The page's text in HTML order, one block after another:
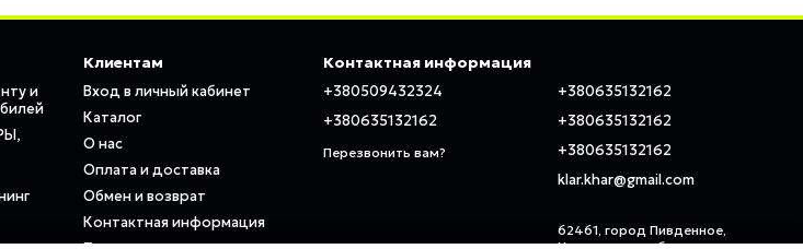
и
Клиентам
Вход в личный кабинет
Каталог
О нас
Оплата и доставка
Обмен и возврат
Контактная информация
Контактная информация
+380509432324
+380635132162
Перезвонить вам?
+380635132162
+380635132162
+380635132162
klar.khar@gmail.com
62461, город Пивденное,